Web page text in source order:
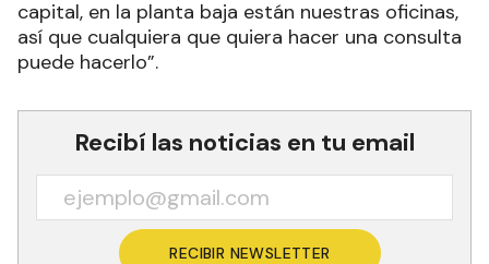
capital, en la planta baja están nuestras oficinas,
así que cualquiera que quiera hacer una consulta
puede hacerlo”.
Recibí las noticias en tu email
RECIBIR NEWSLETTER